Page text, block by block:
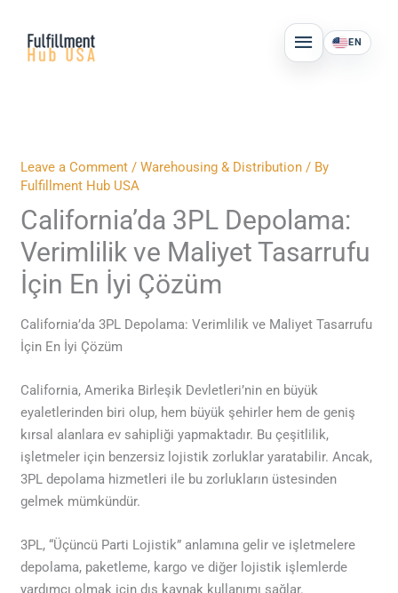
content
MAIN
MENU
EN
Leave a Comment /Warehousing & Distribution / By
Fulfillment Hub USA
California’da 3PL Depolama:
Verimlilik ve Maliyet Tasarrufu
İçin En İyi Çözüm
California’da 3PL Depolama: Verimlilik ve Maliyet Tasarrufu
İçin En İyi Çözüm
California, Amerika Birleşik Devletleri’nin en büyük
eyaletlerinden biri olup, hem büyük şehirler hem de geniş
kırsal alanlara ev sahipliği yapmaktadır. Bu çeşitlilik,
işletmeler için benzersiz lojistik zorluklar yaratabilir. Ancak,
3PL depolama hizmetleri ile bu zorlukların üstesinden
gelmek mümkündür.
3PL, “Üçüncü Parti Lojistik” anlamına gelir ve işletmelere
depolama, paketleme, kargo ve diğer lojistik işlemlerde
yardımcı olmak için dış kaynak kullanımı sağlar.